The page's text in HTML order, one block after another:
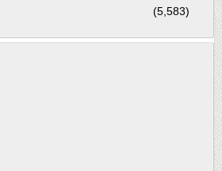
(5,583)